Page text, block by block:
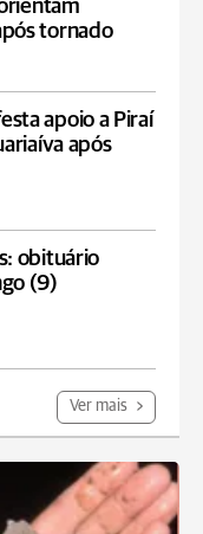
tornado
apoio a Piraí
após
obituário
(9)
Ver mais